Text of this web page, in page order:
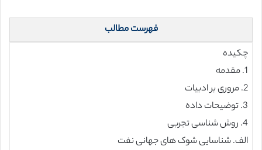
فهرست مطالب
چکیده
1. مقدمه
2. مروری بر ادبیات
3. توضیحات داده
4. روش شناسی تجربی
الف. شناسایی شوک های جهانی نفت